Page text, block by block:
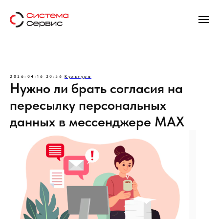
2026-04-16 20:36 Культура
Нужно ли брать согласия на
пересылку персональных
данных в мессенджере МАХ